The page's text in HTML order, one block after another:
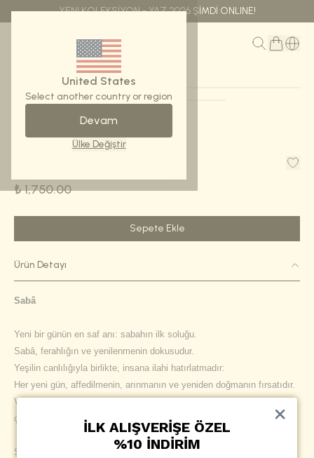
United States
Select another country or region
Devam
Ülke Değiştir
YENİ KOLEKSİYON - YAZ 2026 ŞİMDİ ONLINE!
Ana Sayfa Fular-Sabâ
₺ 1,750.00
Sepete Ekle
Ürün Detayı
Sabâ
Yeni bir günün en saf anı: sabahın ilk soluğu.
Sabâ, ferahlığın ve yenilenmenin dokusudur.
Yeşilin canlılığıyla birlikte, insana ilahi hatırlatmadır:
Her yeni gün, affedilmenin, arınmanın ve yeniden doğmanın fırsatıdır.
Ve bazen, sadece sabahı görmek bile bir duadır;
çünkü her doğan güneş, Rahman’ın “yeniden başla” deyişidir.
Sabâ modelimiz, bu duygularla sizlere eşlik etmesi için tasarlandı.
İLK ALIŞVERİŞE ÖZEL
%10 İNDİRİM